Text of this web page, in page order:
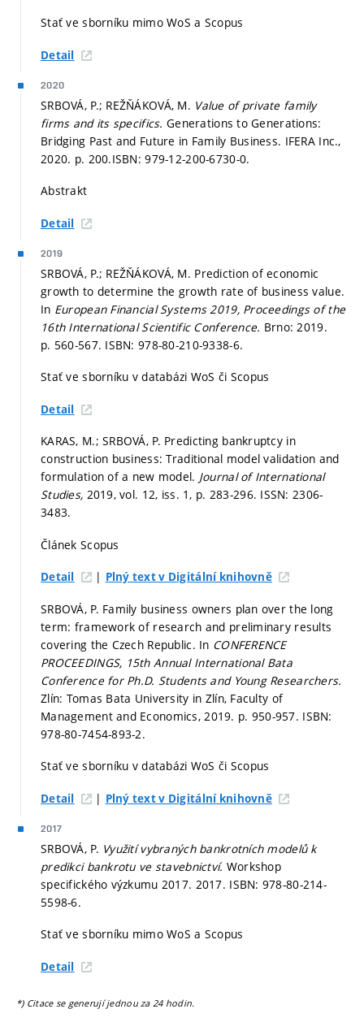
Stať ve sborníku mimo WoS a Scopus
Detail
2020
SRBOVÁ, P.; REŽŇÁKOVÁ, M. Value of private family
firms and its specifics. Generations to Generations:
Bridging Past and Future in Family Business. IFERA Inc.,
2020. p. 200.ISBN: 979-12-200-6730-0.
Abstrakt
Detail
2019
SRBOVÁ, P.; REŽŇÁKOVÁ, M. Prediction of economic
growth to determine the growth rate of business value.
In European Financial Systems 2019, Proceedings of the
16th International Scientific Conference. Brno: 2019.
p. 560-567. ISBN: 978-80-210-9338-6.
Stať ve sborníku v databázi WoS či Scopus
Detail
KARAS, M.; SRBOVÁ, P. Predicting bankruptcy in
construction business: Traditional model validation and
formulation of a new model. Journal of International
Studies, 2019, vol. 12, iss. 1, p. 283-296. ISSN: 2306-
3483.
Článek Scopus
Detail | Plný text v Digitální knihovně
SRBOVÁ, P. Family business owners plan over the long
term: framework of research and preliminary results
covering the Czech Republic. In CONFERENCE
PROCEEDINGS, 15th Annual International Bata
Conference for Ph.D. Students and Young Researchers.
Zlín: Tomas Bata University in Zlín, Faculty of
Management and Economics, 2019. p. 950-957. ISBN:
978-80-7454-893-2.
Stať ve sborníku v databázi WoS či Scopus
Detail | Plný text v Digitální knihovně
2017
SRBOVÁ, P. Využití vybraných bankrotních modelů k
predikci bankrotu ve stavebnictví. Workshop
specifického výzkumu 2017. 2017. ISBN: 978-80-214-
5598-6.
Stať ve sborníku mimo WoS a Scopus
Detail
*) Citace se generují jednou za 24 hodin.